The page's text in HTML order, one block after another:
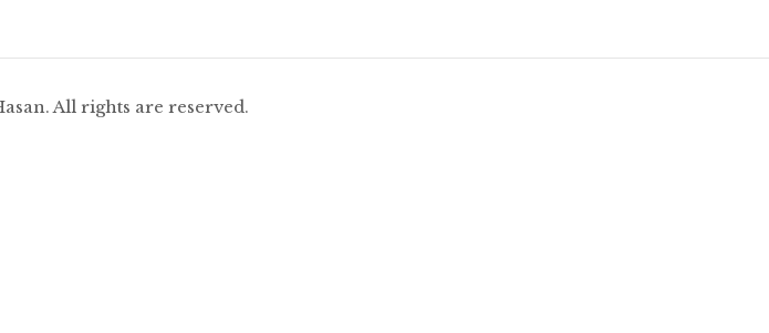
All rights are reserved.